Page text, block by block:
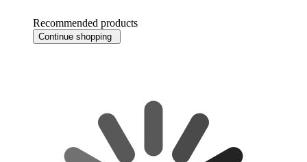
Recommended products
Continue shopping